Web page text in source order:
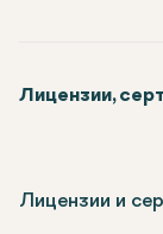
Лицензии,
Лицензии и